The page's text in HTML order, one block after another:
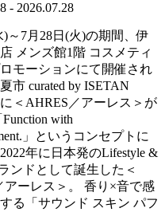
- 2026.07.28
)～7月28日(火)の期間、伊
メンズ館1階 コスメティ
モーションにて開催され
市 curated by ISETAN
＜AHRES／アーレス＞が
with
」というコンセプトに
年に日本発のLifestyle &
ンドとして誕生した＜
アーレス＞。 香り×音で感
る「サウンド スキン パフ